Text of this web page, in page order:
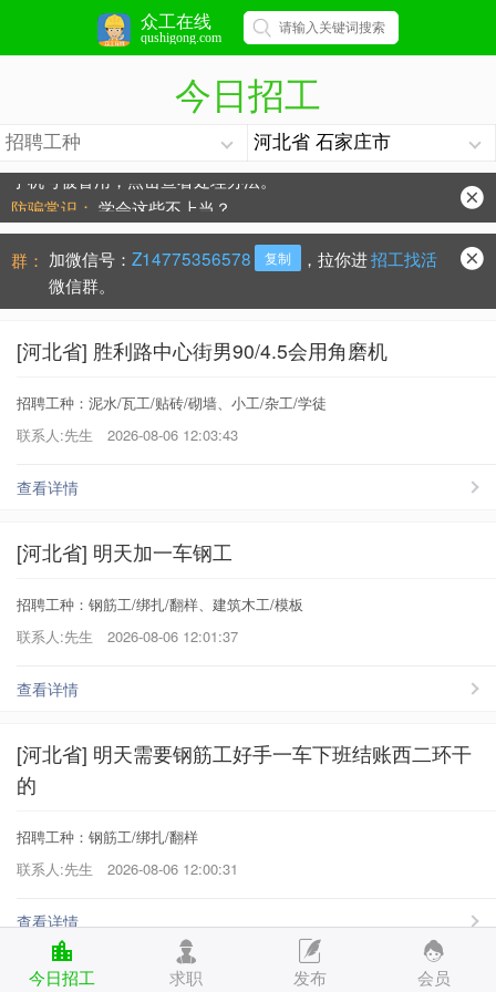
众工在线
qushigong.com
今日招工
手机号被冒用，点击查看处理办法。
防骗常识： 学会这些不上当？
群： 加微信号： Z14775356578 复制 ，拉你进招工找活
微信群。
[河北省] 胜利路中心街男90/4.5会用角磨机
招聘工种：泥水/瓦工/贴砖/砌墙、小工/杂工/学徒
联系人:先生
2026-08-06 12:03:43
查看详情
[河北省] 明天加一车钢工
招聘工种：钢筋工/绑扎/翻样、建筑木工/模板
联系人:先生
2026-08-06 12:01:37
查看详情
[河北省] 明天需要钢筋工好手一车下班结账西二环干
的
招聘工种：钢筋工/绑扎/翻样
联系人:先生
2026-08-06 12:00:31
查看详情
[河北省] 育婴师 白班双休4500 工作时间
今日招工 求职 发布 会员